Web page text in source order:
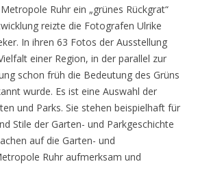
Ruhr ein „grünes Rückgrat“
reizte die Fotografen Ulrike
In ihren 63 Fotos der Ausstellung
einer Region, in der parallel zur
schon früh die Bedeutung des Grüns
wurde. Es ist eine Auswahl der
und Parks. Sie stehen beispielhaft für
Stile der Garten- und Parkgeschichte
auf die Garten- und
Ruhr aufmerksam und